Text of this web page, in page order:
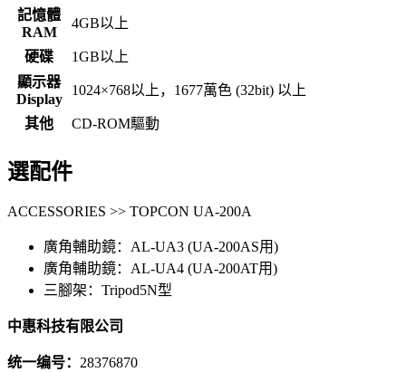
記憶體
RAM
4GB以上
硬碟
1GB以上
顯示器
Display
1024×768以上，1677萬色 (32bit) 以上
其他 CD-ROM驅動
選配件
ACCESSORIES >> TOPCON UA-200A
廣角輔助鏡：AL-UA3 (UA-200AS用)
廣角輔助鏡：AL-UA4 (UA-200AT用)
三腳架：Tripod5N型
中惠科技有限公司
统一编号： 28376870